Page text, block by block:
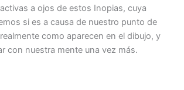
a ojos de estos Inopias, cuya
si es a causa de nuestro punto de
como aparecen en el dibujo, y
con nuestra mente una vez más.